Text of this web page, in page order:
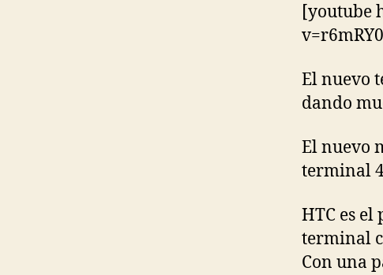
[youtube
El nuevo
dando
El nuevo
terminal
HTC es
terminal
Con una